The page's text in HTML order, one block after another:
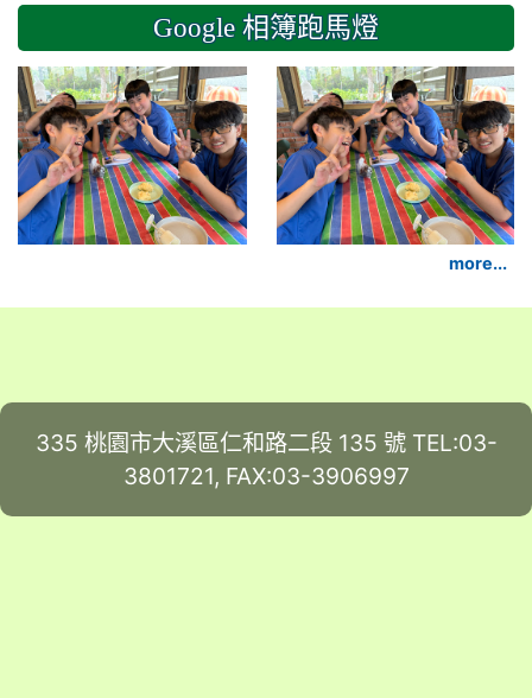
Google 相簿跑馬燈
2024-11-14 六年級三和
more...
335 桃園市大溪區仁和路二段 135 號 TEL:03-
3801721, FAX:03-3906997